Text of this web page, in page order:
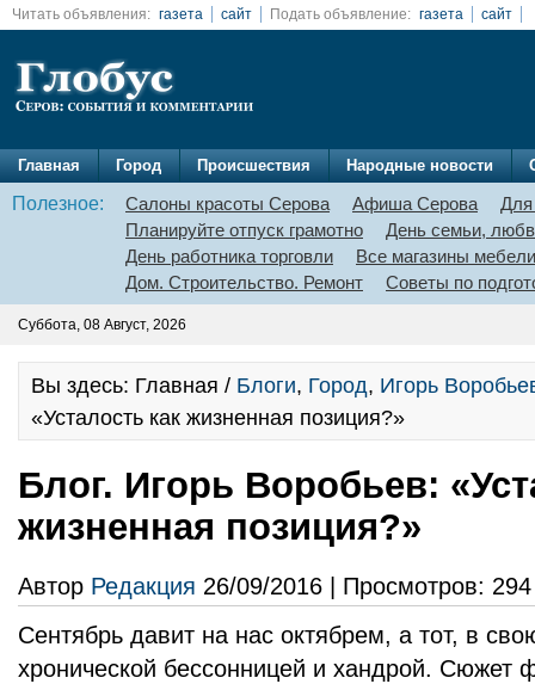
Читать объявления: газета сайт Подать объявление: газета сайт
Главная Город Происшествия Народные новости
Полезное: Салоны красоты Серова Афиша Серова
Для
Планируйте отпуск грамотно
День семьи,
День работника торговли
Все магазины мебели
Дом. Строительство. Ремонт
Советы по
Суббота, 08 Август, 2026
Вы здесь: Главная / Блоги, Город, Игорь
«Усталость как жизненная позиция?»
Блог. Игорь Воробьев:
жизненная позиция?»
Автор Редакция 26/09/2016 | Просмотров: 294
Сентябрь давит на нас октябрем, а тот, в
хронической бессонницей и хандрой. Сюжет